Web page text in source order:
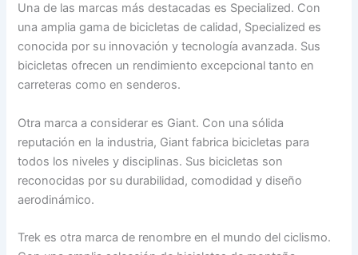
Una de las marcas más destacadas es Specialized. Con
una amplia gama de bicicletas de calidad, Specialized es
conocida por su innovación y tecnología avanzada. Sus
bicicletas ofrecen un rendimiento excepcional tanto en
carreteras como en senderos.
Otra marca a considerar es Giant. Con una sólida
reputación en la industria, Giant fabrica bicicletas para
todos los niveles y disciplinas. Sus bicicletas son
reconocidas por su durabilidad, comodidad y diseño
aerodinámico.
Trek es otra marca de renombre en el mundo del ciclismo.